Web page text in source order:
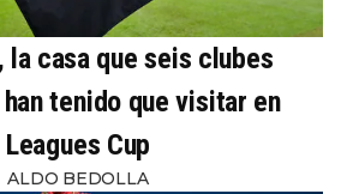
la casa que seis clubes
tenido que visitar en
Leagues Cup
ALDO BEDOLLA